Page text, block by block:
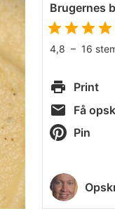
Brugernes
4,8 – 16
Print
Få
Pin